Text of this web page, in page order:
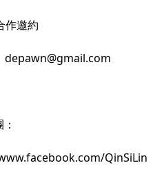
作邀約
depawn@gmail.com
QinSiLin